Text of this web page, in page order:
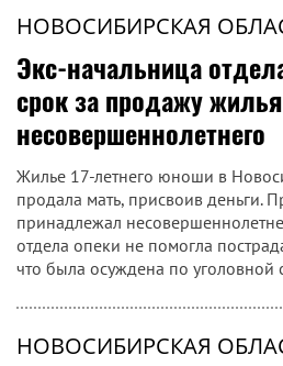
НОВОСИБИРСКАЯ
Экс-начальница
срок за продажу жилья
несовершеннолетнего
Жилье 17-летнего юноши в
продала мать, присвоив деньги.
принадлежал
отдела опеки не помогла
что была осуждена по уголовной
НОВОСИБИРСКАЯ